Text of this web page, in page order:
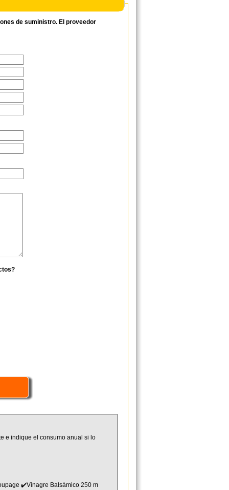
de suministro. El proveedor
e indique el consumo anual si lo
✔️Vinagre Balsámico 250 m